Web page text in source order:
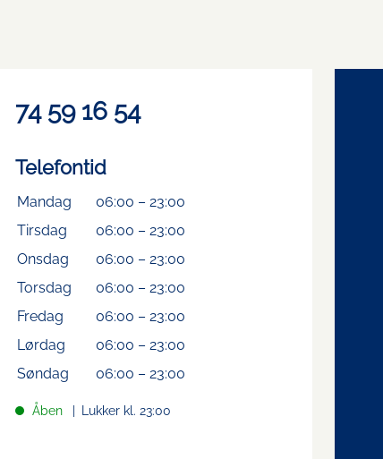
74 59 16 54
Telefontid
Mandag 06:00 –23:00
Tirsdag
06:00 –23:00
Onsdag
06:00 –23:00
Torsdag
06:00 –23:00
Fredag
06:00 –23:00
Lørdag
06:00 –23:00
Søndag
06:00 –23:00
Åben Lukker kl. 23:00